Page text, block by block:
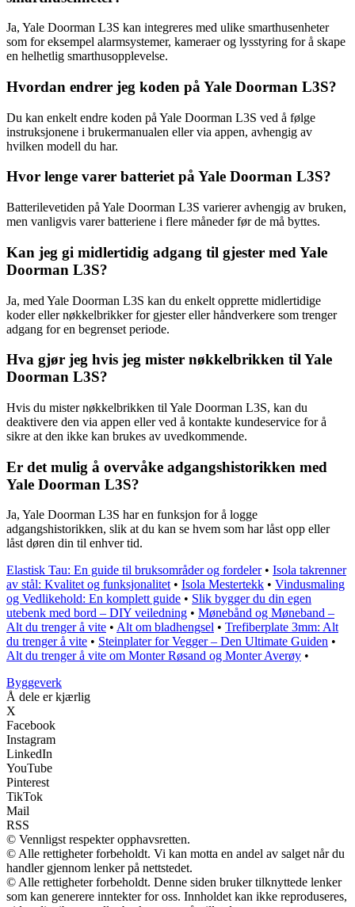
Ja, Yale Doorman L3S kan integreres med ulike smarthusenheter
som for eksempel alarmsystemer, kameraer og lysstyring for å skape
en helhetlig smarthusopplevelse.
Hvordan endrer jeg koden på Yale Doorman L3S?
Du kan enkelt endre koden på Yale Doorman L3S ved å følge
instruksjonene i brukermanualen eller via appen, avhengig av
hvilken modell du har.
Hvor lenge varer batteriet på Yale Doorman L3S?
Batterilevetiden på Yale Doorman L3S varierer avhengig av bruken,
men vanligvis varer batteriene i flere måneder før de må byttes.
Kan jeg gi midlertidig adgang til gjester med Yale
Doorman L3S?
Ja, med Yale Doorman L3S kan du enkelt opprette midlertidige
koder eller nøkkelbrikker for gjester eller håndverkere som trenger
adgang for en begrenset periode.
Hva gjør jeg hvis jeg mister nøkkelbrikken til Yale
Doorman L3S?
Hvis du mister nøkkelbrikken til Yale Doorman L3S, kan du
deaktivere den via appen eller ved å kontakte kundeservice for å
sikre at den ikke kan brukes av uvedkommende.
Er det mulig å overvåke adgangshistorikken med
Yale Doorman L3S?
Ja, Yale Doorman L3S har en funksjon for å logge
adgangshistorikken, slik at du kan se hvem som har låst opp eller
låst døren din til enhver tid.
Elastisk Tau: En guide til bruksområder og fordeler• Isola takrenner
av stål: Kvalitet og funksjonalitet• Isola Mestertekk • Vindusmaling
og Vedlikehold: En komplett guide • Slik bygger du din egen
utebenk med bord – DIY veiledning • Mønebånd og Møneband –
Alt du trenger å vite • Alt om bladhengsel • Trefiberplate 3mm: Alt
du trenger å vite • Steinplater for Vegger – Den Ultimate Guiden •
Alt du trenger å vite om Monter Røsand og Monter Averøy •
Byggeverk
Å dele er kjærlig
X
Facebook
Instagram
LinkedIn
YouTube
Pinterest
TikTok
Mail
RSS
© Vennligst respekter opphavsretten.
© Alle rettigheter forbeholdt. Vi kan motta en andel av salget når du
handler gjennom lenker på nettstedet.
© Alle rettigheter forbeholdt. Denne siden bruker tilknyttede lenker
som kan generere inntekter for oss. Innholdet kan ikke reproduseres,